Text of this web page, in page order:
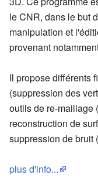
le CNR, dans le but
manipulation et
provenant
Il propose différents
(suppression des
outils de re-maillage
reconstruction de
suppression de bruit
plus d'info...